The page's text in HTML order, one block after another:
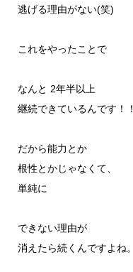
逃げる理由がない(笑)
これをやったことで
なんと 2年半以上
継続できているんです！！
だから能力とか
根性とかじゃなくて、
単純に
できない理由が
消えたら続くんですよね。